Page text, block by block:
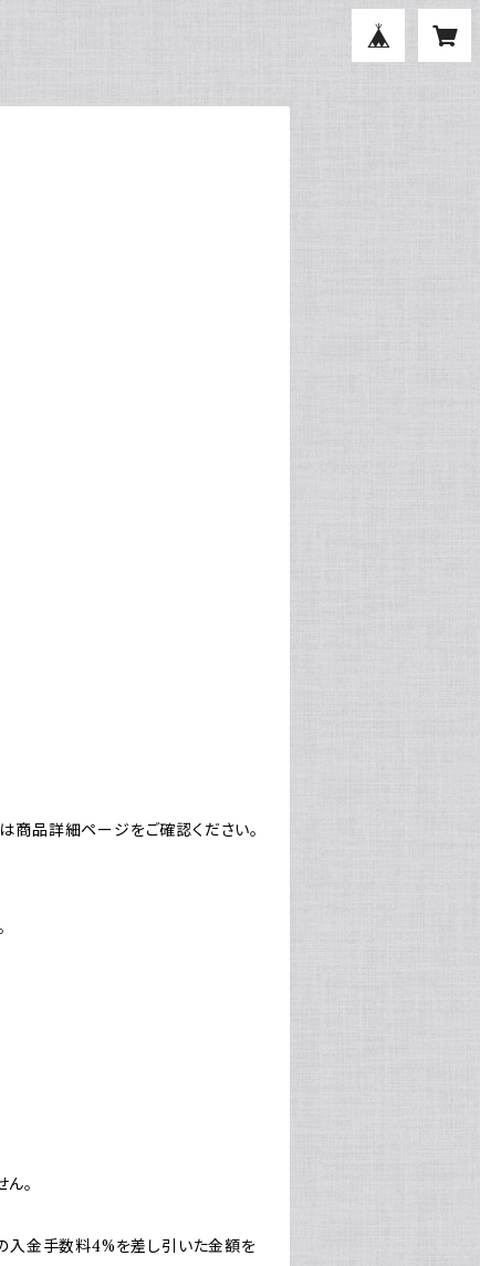
商品詳細ページをご確認ください。
。
入金手数料4%を差し引いた金額を